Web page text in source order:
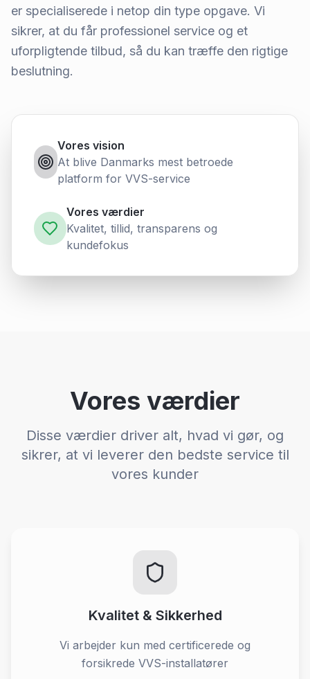
er specialiserede i netop din type opgave. Vi
sikrer, at du får professionel service og et
uforpligtende tilbud, så du kan træffe den rigtige
beslutning.
Vores vision
At blive Danmarks mest betroede
platform for VVS-service
Vores værdier
Kvalitet, tillid, transparens og
kundefokus
Vores værdier
Disse værdier driver alt, hvad vi gør, og
sikrer, at vi leverer den bedste service til
vores kunder
Kvalitet & Sikkerhed
Vi arbejder kun med certificerede og
forsikrede VVS-installatører